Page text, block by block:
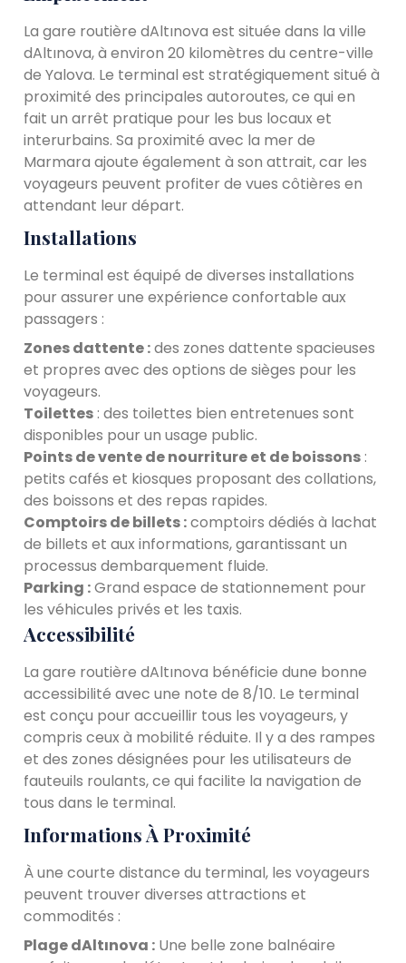
La gare routière dAltınova est située dans la ville
dAltınova, à environ 20 kilomètres du centre-ville
de Yalova. Le terminal est stratégiquement situé à
proximité des principales autoroutes, ce qui en
fait un arrêt pratique pour les bus locaux et
interurbains. Sa proximité avec la mer de
Marmara ajoute également à son attrait, car les
voyageurs peuvent profiter de vues côtières en
attendant leur départ.
Installations
Le terminal est équipé de diverses installations
pour assurer une expérience confortable aux
passagers :
Zones dattente :des zones dattente spacieuses
et propres avec des options de sièges pour les
voyageurs.
Toilettes : des toilettes bien entretenues sont
disponibles pour un usage public.
Points de vente de nourriture et de boissons :
petits cafés et kiosques proposant des collations,
des boissons et des repas rapides.
Comptoirs de billets :comptoirs dédiés à lachat
de billets et aux informations, garantissant un
processus dembarquement fluide.
Parking :Grand espace de stationnement pour
les véhicules privés et les taxis.
Accessibilité
La gare routière dAltınova bénéficie dune bonne
accessibilité avec une note de 8/10. Le terminal
est conçu pour accueillir tous les voyageurs, y
compris ceux à mobilité réduite. Il y a des rampes
et des zones désignées pour les utilisateurs de
fauteuils roulants, ce qui facilite la navigation de
tous dans le terminal.
Informations À Proximité
À une courte distance du terminal, les voyageurs
peuvent trouver diverses attractions et
commodités :
Plage dAltınova : Une belle zone balnéaire